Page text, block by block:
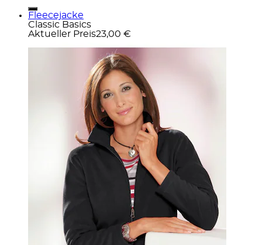
Fleecejacke
Classic Basics
Aktueller Preis23,00 €